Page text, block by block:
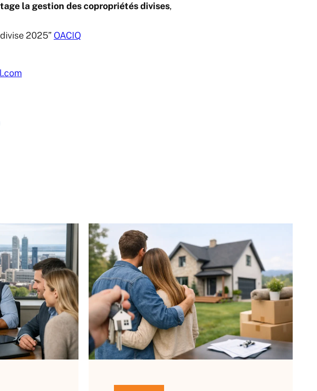
la gestion des copropriétés divises,
2025” OACIQ
suivant